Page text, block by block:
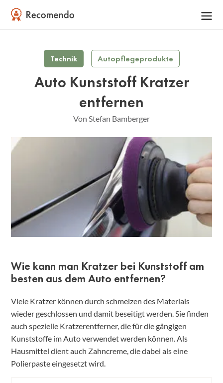
Technik Autopflegeprodukte
Auto Kunststoff Kratzer
entfernen
Von Stefan Bamberger
Wie kann man Kratzer bei Kunststoff am
besten aus dem Auto entfernen?
Viele Kratzer können durch schmelzen des Materials
wieder geschlossen und damit beseitigt werden. Sie finden
auch spezielle Kratzerentferner, die für die gängigen
Kunststoffe im Auto verwendet werden können. Als
Hausmittel dient auch Zahncreme, die dabei als eine
Polierpaste eingesetzt wird.